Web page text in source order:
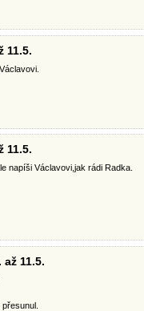
11.5.
11.5.
napíši Václavovi,jak rádi Radka.
11.5.